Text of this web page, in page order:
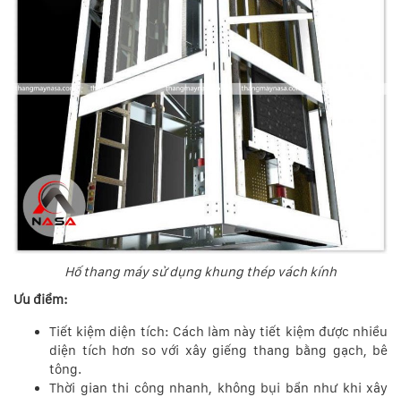
Hố thang máy sử dụng khung thép vách kính
Ưu điểm:
Tiết kiệm diện tích: Cách làm này tiết kiệm được nhiều
diện tích hơn so với xây giếng thang bằng gạch, bê
tông.
Thời gian thi công nhanh, không bụi bẩn như khi xây